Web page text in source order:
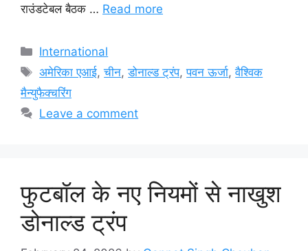
राउंडटेबल बैठक … Read more
Categories
International
Tags
अमेरिका एआई,चीन,डोनाल्ड ट्रंप,पवन ऊर्जा,वैश्विक
मैन्युफैक्चरिंग
Leave a comment
फुटबॉल के नए नियमों से नाखुश
डोनाल्ड ट्रंप